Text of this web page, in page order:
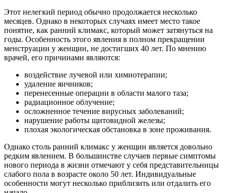
Этот нелегкий период обычно продолжается несколько
месяцев. Однако в некоторых случаях имеет место такое
понятие, как ранний климакс, который может затянуться на
годы. Особенность этого явления в полном прекращении
менструации у женщин, не достигших 40 лет. По мнению
врачей, его причинами являются:
воздействие лучевой или химиотерапии;
удаление яичников;
перенесенные операции в области малого таза;
радиационное облучение;
осложненное течение вирусных заболеваний;
нарушение работы щитовидной железы;
плохая экологическая обстановка в зоне проживания.
Однако столь ранний климакс у женщин является довольно
редким явлением. В большинстве случаев первые симптомы
нового периода в жизни отмечают у себя представительницы
слабого пола в возрасте около 50 лет. Индивидуальные
особенности могут несколько приблизить или отдалить его